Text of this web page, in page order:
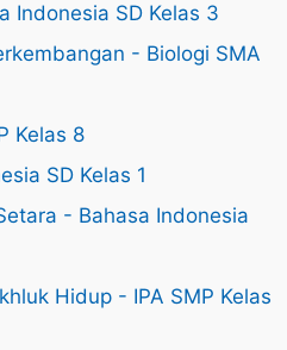
Indonesia SD Kelas 3
- Biologi SMA
Kelas 8
SD Kelas 1
- Bahasa Indonesia
Hidup - IPA SMP Kelas